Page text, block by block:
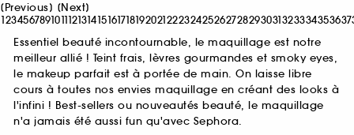
[Previous] [Next]
12345678910111213141516171819202122232425262728293031323334353637
Essentiel beauté incontournable, le maquillage est notre
meilleur allié ! Teint frais, lèvres gourmandes et smoky eyes,
le makeup parfait est à portée de main. On laisse libre
cours à toutes nos envies maquillage en créant des looks à
l'infini ! Best-sellers ou nouveautés beauté, le maquillage
n'a jamais été aussi fun qu'avec Sephora.